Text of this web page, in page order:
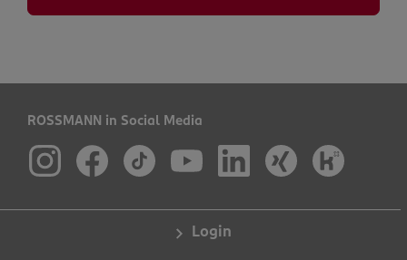
ROSSMANN in Social Media
Login